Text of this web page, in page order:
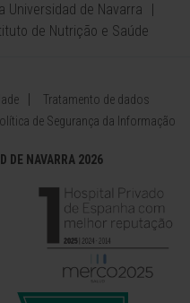
Universidad de Navarra
de Nutrição e Saúde
Tratamento de dados
de Segurança da Informação
DE NAVARRA 2026